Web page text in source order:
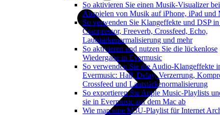
So aktivieren Sie einen Musik-Visualizer
Abspielen von Musik auf iPhone, iPad und
So verwenden Sie Klangeffekte und DSP
Compressor, Freeverb, Crossfeed, Echo,
Lautstärkenormalisierung und mehr
So aktivieren und nutzen Sie die lückenlose
Wiedergabe in Evermusic
So verwenden Sie die Audio-Klangeffekte
Evermusic: Hall, Delay, Verzerrung,
Crossfeed und Lautstärkenormalisierung
So exportieren Sie Apple Music-Playlists
sie in Evermusic auf dem Mac ab
Wie man eine M3U-Playlist für Internet